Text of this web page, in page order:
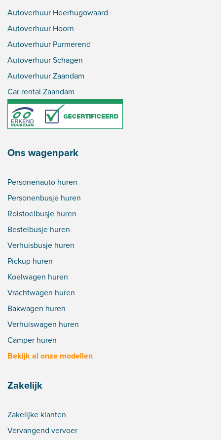
Autoverhuur Heerhugowaard
Autoverhuur Hoorn
Autoverhuur Purmerend
Autoverhuur Schagen
Autoverhuur Zaandam
Car rental Zaandam
Ons wagenpark
Personenauto huren
Personenbusje huren
Rolstoelbusje huren
Bestelbusje huren
Verhuisbusje huren
Pickup huren
Koelwagen huren
Vrachtwagen huren
Bakwagen huren
Verhuiswagen huren
Camper huren
Bekijk al onze modellen
Zakelijk
Zakelijke klanten
Vervangend vervoer